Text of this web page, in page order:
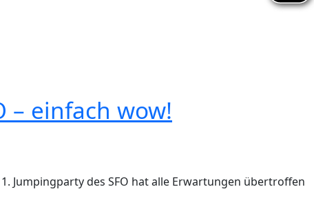
– einfach wow!
Jumpingparty des SFO hat alle Erwartungen übertroffen